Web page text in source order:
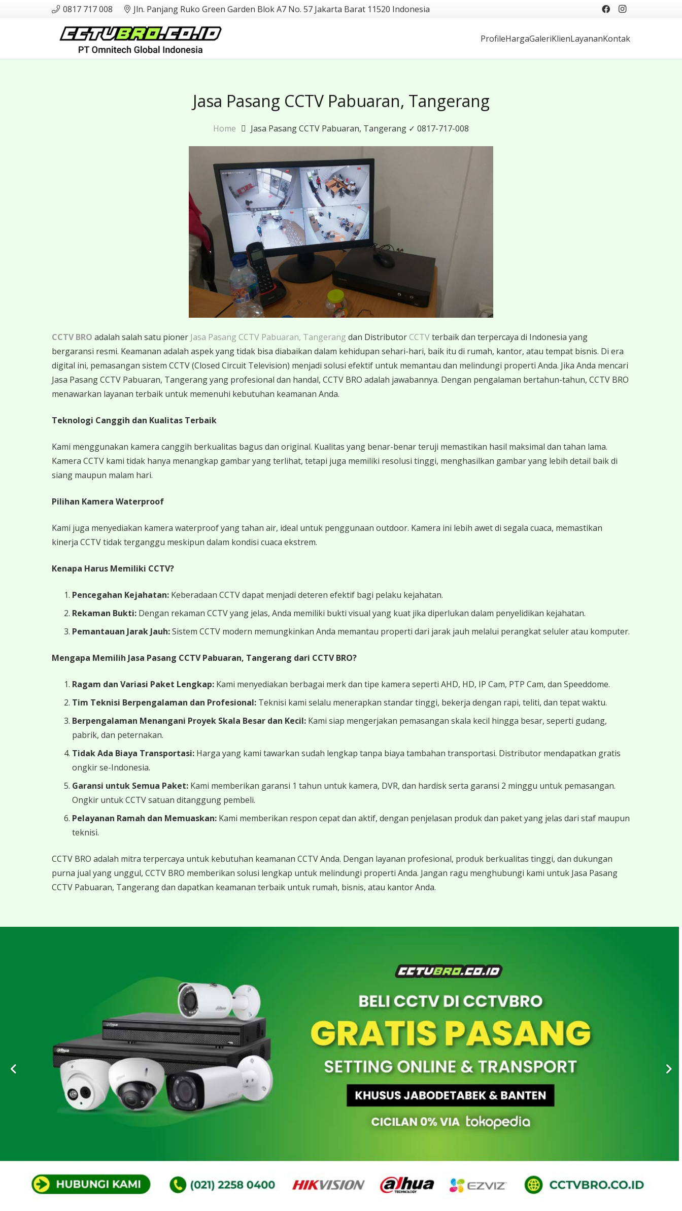
0817 717 008 Jln. Panjang Ruko Green Garden Blok A7 No. 57 Jakarta Barat 11520 Indonesia
ProfileHargaGaleriKlienLayananKontak
Jasa Pasang CCTV Pabuaran, Tangerang
Home Jasa Pasang CCTV Pabuaran, Tangerang ✓ 0817-717-008
CCTV BRO adalah salah satu pioner Jasa Pasang CCTV Pabuaran, Tangerang dan DistributorCCTVterbaik dan terpercaya di Indonesia yang
bergaransi resmi. Keamanan adalah aspek yang tidak bisa diabaikan dalam kehidupan sehari-hari, baik itu di rumah, kantor, atau tempat bisnis. Di era
digital ini, pemasangan sistem CCTV (Closed Circuit Television) menjadi solusi efektif untuk memantau dan melindungi properti Anda. Jika Anda mencari
Jasa Pasang CCTV Pabuaran, Tangerang yang profesional dan handal, CCTV BRO adalah jawabannya. Dengan pengalaman bertahun-tahun, CCTV BRO
menawarkan layanan terbaik untuk memenuhi kebutuhan keamanan Anda.
Teknologi Canggih dan Kualitas Terbaik
Kami menggunakan kamera canggih berkualitas bagus dan original. Kualitas yang benar-benar teruji memastikan hasil maksimal dan tahan lama.
Kamera CCTV kami tidak hanya menangkap gambar yang terlihat, tetapi juga memiliki resolusi tinggi, menghasilkan gambar yang lebih detail baik di
siang maupun malam hari.
Pilihan Kamera Waterproof
Kami juga menyediakan kamera waterproof yang tahan air, ideal untuk penggunaan outdoor. Kamera ini lebih awet di segala cuaca, memastikan
kinerja CCTV tidak terganggu meskipun dalam kondisi cuaca ekstrem.
Kenapa Harus Memiliki CCTV?
Pencegahan Kejahatan: Keberadaan CCTV dapat menjadi deteren efektif bagi pelaku kejahatan.
Rekaman Bukti: Dengan rekaman CCTV yang jelas, Anda memiliki bukti visual yang kuat jika diperlukan dalam penyelidikan kejahatan.
Pemantauan Jarak Jauh:Sistem CCTV modern memungkinkan Anda memantau properti dari jarak jauh melalui perangkat seluler atau komputer.
Mengapa Memilih Jasa Pasang CCTV Pabuaran, Tangerang dari CCTV BRO?
Ragam dan Variasi Paket Lengkap: Kami menyediakan berbagai merk dan tipe kamera seperti AHD, HD, IP Cam, PTP Cam, dan Speeddome.
Tim Teknisi Berpengalaman dan Profesional: Teknisi kami selalu menerapkan standar tinggi, bekerja dengan rapi, teliti, dan tepat waktu.
Berpengalaman Menangani Proyek Skala Besar dan Kecil: Kami siap mengerjakan pemasangan skala kecil hingga besar, seperti gudang,
pabrik, dan peternakan.
Tidak Ada Biaya Transportasi: Harga yang kami tawarkan sudah lengkap tanpa biaya tambahan transportasi. Distributor mendapatkan gratis
ongkir se-Indonesia.
Garansi untuk Semua Paket: Kami memberikan garansi 1 tahun untuk kamera, DVR, dan hardisk serta garansi 2 minggu untuk pemasangan.
Ongkir untuk CCTV satuan ditanggung pembeli.
Pelayanan Ramah dan Memuaskan: Kami memberikan respon cepat dan aktif, dengan penjelasan produk dan paket yang jelas dari staf maupun
teknisi.
CCTV BRO adalah mitra terpercaya untuk kebutuhan keamanan CCTV Anda. Dengan layanan profesional, produk berkualitas tinggi, dan dukungan
purna jual yang unggul, CCTV BRO memberikan solusi lengkap untuk melindungi properti Anda. Jangan ragu menghubungi kami untuk Jasa Pasang
CCTV Pabuaran, Tangerang dan dapatkan keamanan terbaik untuk rumah, bisnis, atau kantor Anda.